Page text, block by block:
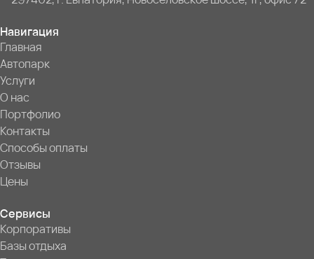
Навигация
Главная
Автопарк
Услуги
О нас
Портфолио
Контакты
Способы оплаты
Отзывы
Цены
Сервисы
Корпоративы
Базы отдыха